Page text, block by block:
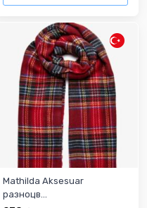
Mathilda Aksesuar
разноцв...